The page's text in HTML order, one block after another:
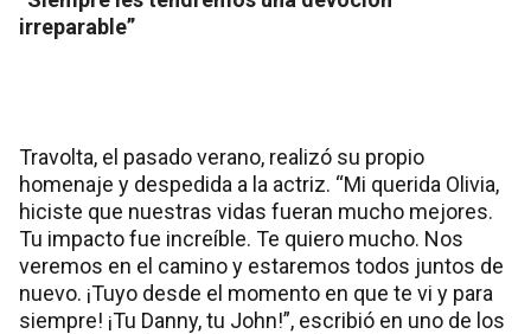
irreparable”
Travolta, el pasado verano, realizó su propio
homenaje y despedida a la actriz. “Mi querida Olivia,
hiciste que nuestras vidas fueran mucho mejores.
Tu impacto fue increíble. Te quiero mucho. Nos
veremos en el camino y estaremos todos juntos de
nuevo. ¡Tuyo desde el momento en que te vi y para
siempre! ¡Tu Danny, tu John!”, escribió en uno de los